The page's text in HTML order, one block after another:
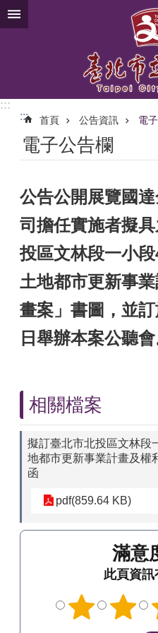
跳到主要內容區塊
:::
:::
首頁 公告資訊 電
電子公告欄
公告公開展覽國
司擔任實施者擬
投區文林段一小
土地都市更新事
畫案」書圖，並
日舉辦本案公聽會
相關檔案
擬訂臺北市北投區文林段
地都市更新事業計畫及權
函
pdf(859.64 KB)
滿意
此頁資訊